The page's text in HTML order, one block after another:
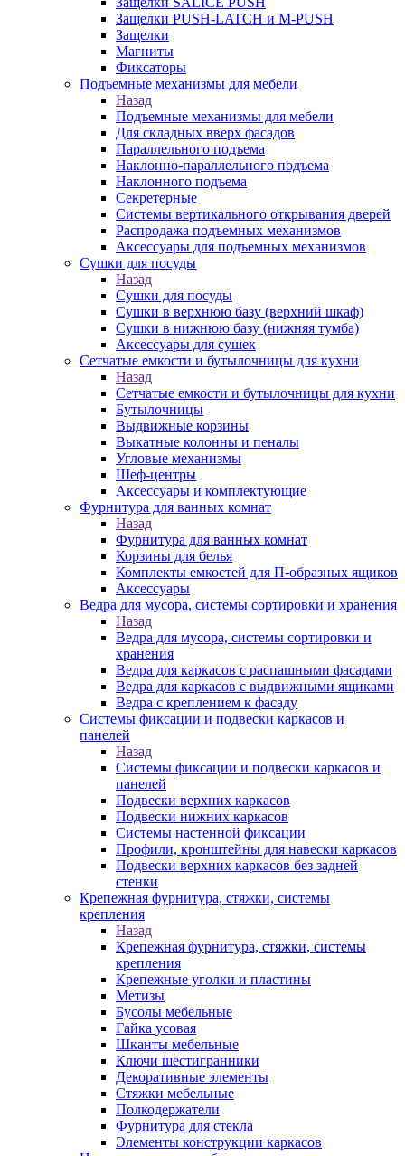
Защелки PUSH-LATCH и M-PUSH
Защелки
Магниты
Фиксаторы
Подъемные механизмы для мебели
Назад
Подъемные механизмы для мебели
Для складных вверх фасадов
Параллельного подъема
Наклонно-параллельного подъема
Наклонного подъема
Секретерные
Системы вертикального открывания дверей
Распродажа подъемных механизмов
Аксессуары для подъемных механизмов
Сушки для посуды
Назад
Сушки для посуды
Сушки в верхнюю базу (верхний шкаф)
Сушки в нижнюю базу (нижняя тумба)
Аксессуары для сушек
Сетчатые емкости и бутылочницы для кухни
Назад
Сетчатые емкости и бутылочницы для кухни
Бутылочницы
Выдвижные корзины
Выкатные колонны и пеналы
Угловые механизмы
Шеф-центры
Аксессуары и комплектующие
Фурнитура для ванных комнат
Назад
Фурнитура для ванных комнат
Корзины для белья
Комплекты емкостей для П-образных ящиков
Аксессуары
Ведра для мусора, системы сортировки и хранения
Назад
Ведра для мусора, системы сортировки и
хранения
Ведра для каркасов с распашными фасадами
Ведра для каркасов с выдвижными ящиками
Ведра с креплением к фасаду
Системы фиксации и подвески каркасов и
панелей
Назад
Системы фиксации и подвески каркасов и
панелей
Подвески верхних каркасов
Подвески нижних каркасов
Системы настенной фиксации
Профили, кронштейны для навески каркасов
Подвески верхних каркасов без задней
стенки
Крепежная фурнитура, стяжки, системы
крепления
Назад
Крепежная фурнитура, стяжки, системы
крепления
Крепежные уголки и пластины
Метизы
Бусолы мебельные
Гайка усовая
Шканты мебельные
Ключи шестигранники
Декоративные элементы
Стяжки мебельные
Полкодержатели
Фурнитура для стекла
Элементы конструкции каркасов